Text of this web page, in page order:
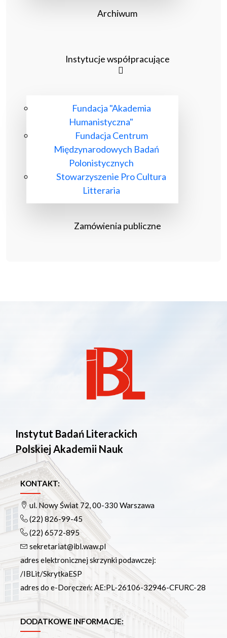
Archiwum
Instytucje współpracujące
Fundacja "Akademia
Humanistyczna"
Fundacja Centrum
Międzynarodowych Badań
Polonistycznych
Stowarzyszenie Pro Cultura
Litteraria
Zamówienia publiczne
Instytut Badań Literackich
Polskiej Akademii Nauk
KONTAKT:
ul. Nowy Świat 72, 00-330 Warszawa
(22) 826-99-45
(22) 6572-895
sekretariat@ibl.waw.pl
adres elektronicznej skrzynki podawczej:
/IBLit/SkrytkaESP
adres do e-Doręczeń: AE:PL-26106-32946-CFURC-28
DODATKOWE INFORMACJE: